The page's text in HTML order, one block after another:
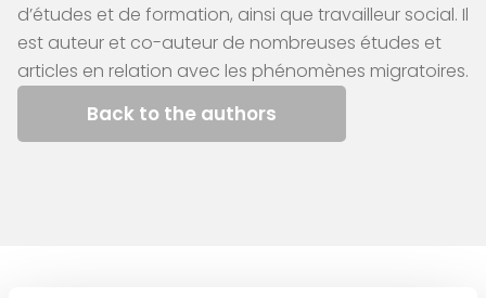
d’études et de formation, ainsi que travailleur social. Il
est auteur et co-auteur de nombreuses études et
articles en relation avec les phénomènes migratoires.
Back to the authors